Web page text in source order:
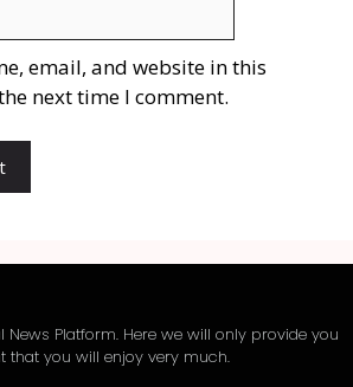
email, and website in this
next time I comment.
News Platform. Here we will only provide you
that you will enjoy very much.